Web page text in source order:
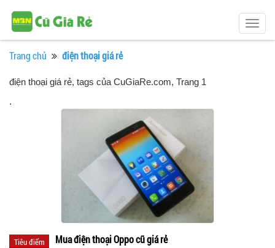
Trang chủ điện thoại giá rẻ
điện thoại giá rẻ, tags của CuGiaRe.com, Trang 1
.
Tiêu điểm Mua điện thoại Oppo cũ giá rẻ